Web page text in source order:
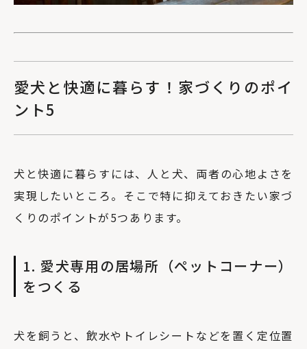
愛犬と快適に暮らす！家づくりのポイ
ント5
犬と快適に暮らすには、人と犬、両者の心地よさを
実現したいところ。そこで特に抑えておきたい家づ
くりのポイントが5つあります。
1. 愛犬専用の居場所（ペットコーナー）
をつくる
犬を飼うと、飲水やトイレシートなどを置く定位置